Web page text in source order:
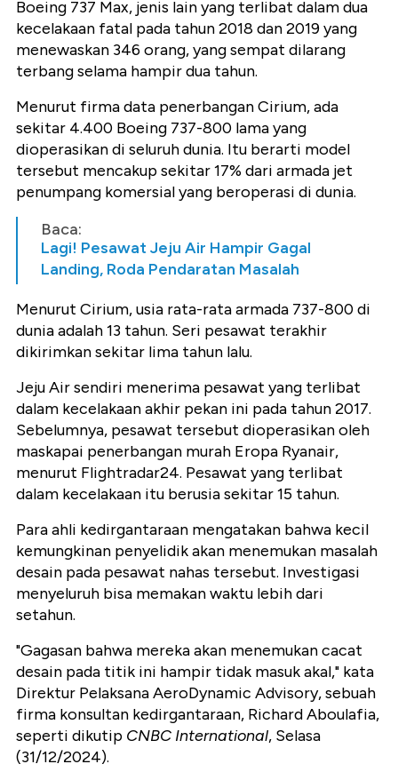
Boeing 737 Max, jenis lain yang terlibat dalam dua
kecelakaan fatal pada tahun 2018 dan 2019 yang
menewaskan 346 orang, yang sempat dilarang
terbang selama hampir dua tahun.
Menurut firma data penerbangan Cirium, ada
sekitar 4.400 Boeing 737-800 lama yang
dioperasikan di seluruh dunia. Itu berarti model
tersebut mencakup sekitar 17% dari armada jet
penumpang komersial yang beroperasi di dunia.
Baca:
Lagi! Pesawat Jeju Air Hampir Gagal
Landing, Roda Pendaratan Masalah
Menurut Cirium, usia rata-rata armada 737-800 di
dunia adalah 13 tahun. Seri pesawat terakhir
dikirimkan sekitar lima tahun lalu.
Jeju Air sendiri menerima pesawat yang terlibat
dalam kecelakaan akhir pekan ini pada tahun 2017.
Sebelumnya, pesawat tersebut dioperasikan oleh
maskapai penerbangan murah Eropa Ryanair,
menurut Flightradar24. Pesawat yang terlibat
dalam kecelakaan itu berusia sekitar 15 tahun.
Para ahli kedirgantaraan mengatakan bahwa kecil
kemungkinan penyelidik akan menemukan masalah
desain pada pesawat nahas tersebut. Investigasi
menyeluruh bisa memakan waktu lebih dari
setahun.
"Gagasan bahwa mereka akan menemukan cacat
desain pada titik ini hampir tidak masuk akal," kata
Direktur Pelaksana AeroDynamic Advisory, sebuah
firma konsultan kedirgantaraan, Richard Aboulafia,
seperti dikutip CNBC International, Selasa
(31/12/2024).